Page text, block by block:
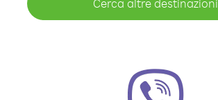
Cerca altre destinazioni